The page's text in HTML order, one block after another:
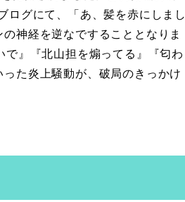
ログにて、「あ、髪を赤にしまし
神経を逆なですることとなりま
』『北山担を煽ってる』『匂わ
た炎上騒動が、破局のきっかけ